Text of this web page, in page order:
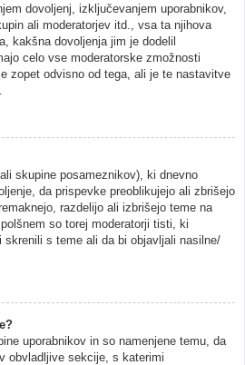
dovoljenj, izključevanjem uporabnikov,
ali moderatorjev itd., vsa ta njihova
kakšna dovoljenja jim je dodelil
celo vse moderatorske zmožnosti
zopet odvisno od tega, ali je te nastavitve
skupine posameznikov), ki dnevno
da prispevke preoblikujejo ali zbrišejo
razdelijo ali izbrišejo teme na
so torej moderatorji tisti, ki
skrenili s teme ali da bi objavljali nasilne/
uporabnikov in so namenjene temu, da
obvladljive sekcije, s katerimi